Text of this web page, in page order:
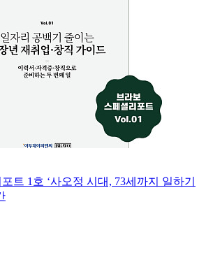
트 1호 ‘사오정 시대, 73세까지 일하기